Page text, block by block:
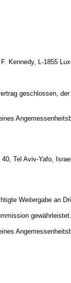
Kennedy, L-1855
geschlossen,
Tel Aviv-Yafo, Israel
Weitergabe an
gewährleistet.